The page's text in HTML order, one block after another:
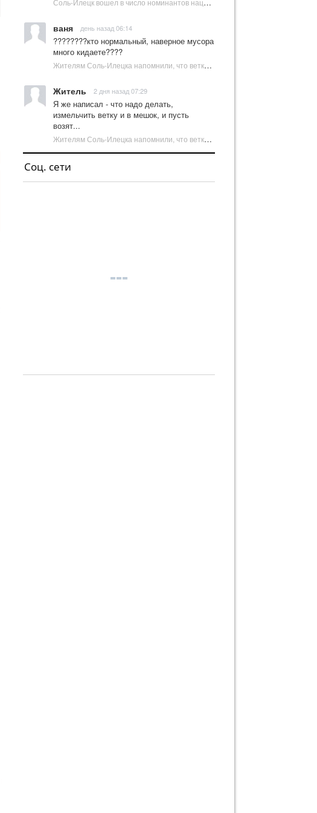
ваня день назад 06:14
????????кто нормальный, наверное мусора
много кидаете????
Жителям Соль-Илецка напомнили, что ветки от деревьев нельзя оставлять на площадках ТКО | Новости Соль-Илецка
Житель 2 дня назад 07:29
Я же написал - что надо делать,
измельчить ветку и в мешок, и пусть
возят...
Жителям Соль-Илецка напомнили, что ветки от деревьев нельзя оставлять на площадках ТКО | Новости Соль-Илецка
Соц. сети